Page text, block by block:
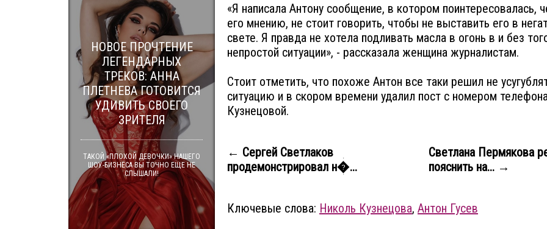
«Я написала Антону сообщение, в котором поинтересовалась,
его мнению, не стоит говорить, чтобы не выставить его в
свете. Я правда не хотела подливать масла в огонь в и без
непростой ситуации», - рассказала женщина журналистам.
Стоит отметить, что похоже Антон все таки решил не
ситуацию и в скором времени удалил пост с номером
Кузнецовой.
← Сергей Светлаков
продемонстрировал н�...
Светлана Пермякова
пояснить на... →
Ключевые слова: Николь Кузнецова, Антон Гусев
НОВОЕ ПРОЧТЕНИЕ
ЛЕГЕНДАРНЫХ
ТРЕКОВ: АННА
ПЛЕТНЕВА ГОТОВИТСЯ
УДИВИТЬ СВОЕГО
ЗРИТЕЛЯ
ТАКОЙ «ПЛОХОЙ ДЕВОЧКИ» НАШЕГО
ШОУ-БИЗНЕСА ВЫ ТОЧНО ЕЩЕ НЕ
СЛЫШАЛИ!